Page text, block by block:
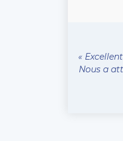
«
Nous a